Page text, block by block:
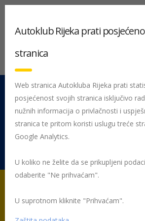
051 212 442 Centrala
Pon - Pet 08:00 - 16:00
Rujevica 9/1, 51000 Rijeka
Početna Posljednje objavljene novosti
Autoklub Rijeka prati
stranica
Web stranica Autokluba Rijeka prati
posjećenost svojih stranica isključivo
nužnih informacija o privlačnosti i
stranica te pritom koristi uslugu treće
Google Analytics.
U koliko ne želite da se prikupljeni
odaberite "Ne prihvaćam".
U suprotnom kliknite "Prihvaćam".